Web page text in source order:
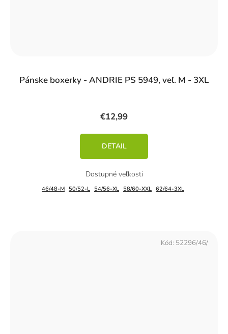
Pánske boxerky - ANDRIE PS 5949, veľ. M - 3XL
€12,99
DETAIL
46/48-M 50/52-L 54/56-XL 58/60-XXL 62/64-3XL
Kód: 52296/46/